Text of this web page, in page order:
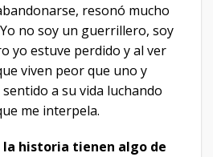
resonó mucho
no soy un guerrillero, soy
yo estuve perdido y al ver
viven peor que uno y
a su vida luchando
me interpela.
la historia tienen algo de